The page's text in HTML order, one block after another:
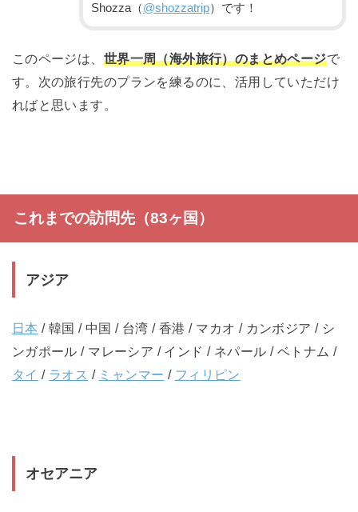
Shozza（@shozzatrip）です！
このページは、 世界一周（海外旅行）のまとめページで
す。次の旅行先のプランを練るのに、活用していただけ
ればと思います。
これまでの訪問先（83ヶ国）
アジア
日本 / 韓国 / 中国 / 台湾 / 香港 / マカオ / カンボジア / シ
ンガポール / マレーシア / インド / ネパール / ベトナム /
タイ / ラオス / ミャンマー / フィリピン
オセアニア